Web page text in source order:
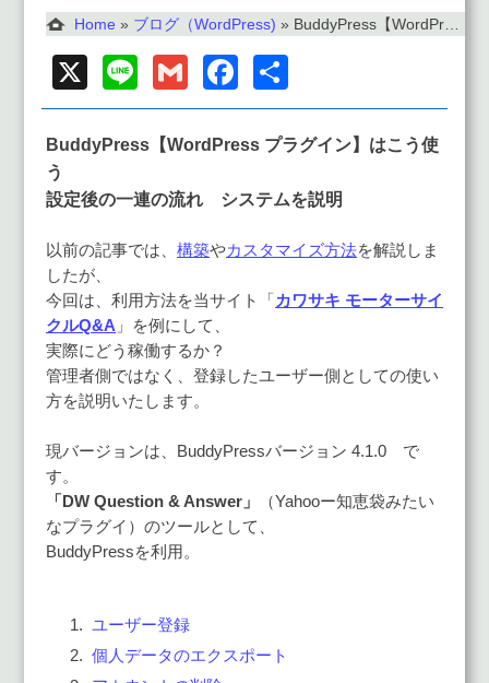
Home » ブログ（WordPress) » BuddyPress【WordPress プラグイン】はこう使う｜設定後の一連の流れ
X Line GmailFacebook
有
BuddyPress【WordPress プラグイン】はこう使
う
設定後の一連の流れ システムを説明
以前の記事では、 構築やカスタマイズ方法を解説しま
したが、
今回は、利用方法を当サイト「 カワサキ モーターサイ
クルQ&A 」を例にして、
実際にどう稼働するか？
管理者側ではなく、登録したユーザー側としての使い
方を説明いたします。
現バージョンは、BuddyPressバージョン 4.1.0 で
す。
「DW Question & Answer」
（Yahooー知恵袋みたい
なプラグイ）のツールとして、
BuddyPressを利用。
ユーザー登録
個人データのエクスポート